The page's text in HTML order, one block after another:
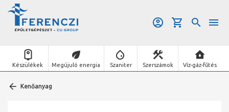
Készülékek Megújuló energia Szaniter Szerszámok Víz-gáz-fűtés
Kenőanyag